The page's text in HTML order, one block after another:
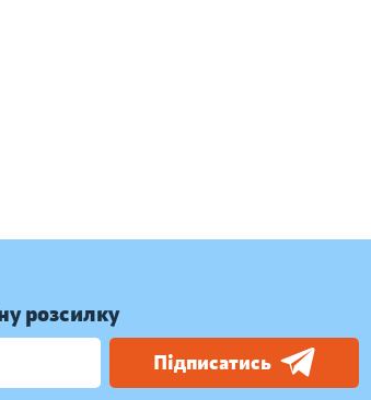
розсилку
Підписатись